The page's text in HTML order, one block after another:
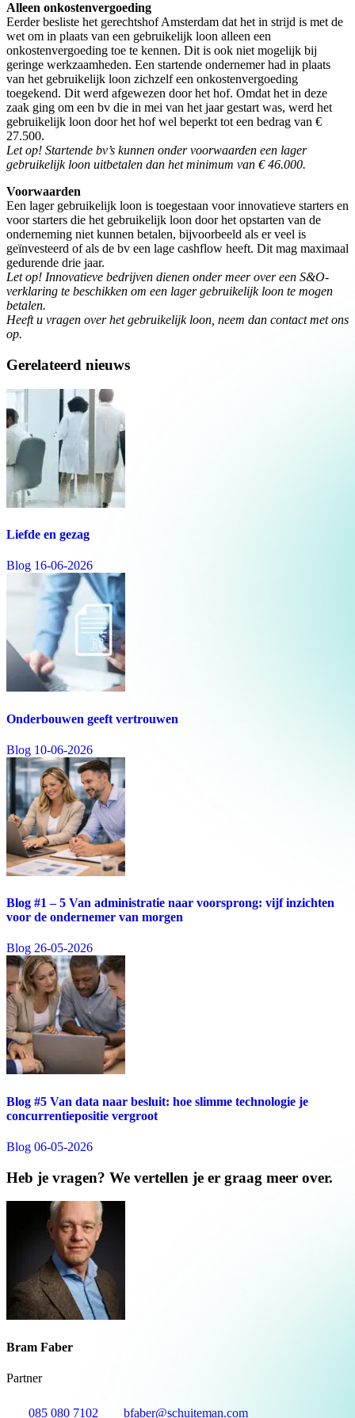
Alleen onkostenvergoeding
Eerder besliste het gerechtshof Amsterdam dat het in strijd is met de
wet om in plaats van een gebruikelijk loon alleen een
onkostenvergoeding toe te kennen. Dit is ook niet mogelijk bij
geringe werkzaamheden. Een startende ondernemer had in plaats
van het gebruikelijk loon zichzelf een onkostenvergoeding
toegekend. Dit werd afgewezen door het hof. Omdat het in deze
zaak ging om een bv die in mei van het jaar gestart was, werd het
gebruikelijk loon door het hof wel beperkt tot een bedrag van €
27.500.
Let op! Startende bv’s kunnen onder voorwaarden een lager
gebruikelijk loon uitbetalen dan het minimum van € 46.000.
Voorwaarden
Een lager gebruikelijk loon is toegestaan voor innovatieve starters en
voor starters die het gebruikelijk loon door het opstarten van de
onderneming niet kunnen betalen, bijvoorbeeld als er veel is
geïnvesteerd of als de bv een lage cashflow heeft. Dit mag maximaal
gedurende drie jaar.
Let op! Innovatieve bedrijven dienen onder meer over een S&O-
verklaring te beschikken om een lager gebruikelijk loon te mogen
betalen.
Heeft u vragen over het gebruikelijk loon, neem dan contact met ons
op.
Gerelateerd nieuws
Liefde en gezag
Blog 16-06-2026
Onderbouwen geeft vertrouwen
Blog 10-06-2026
Blog #1 – 5 Van administratie naar voorsprong: vijf inzichten
voor de ondernemer van morgen
Blog 26-05-2026
Blog #5 Van data naar besluit: hoe slimme technologie je
concurrentiepositie vergroot
Blog 06-05-2026
Heb je vragen? We vertellen je er graag meer over.
Bram Faber
Partner
085 080 7102 bfaber@schuiteman.com